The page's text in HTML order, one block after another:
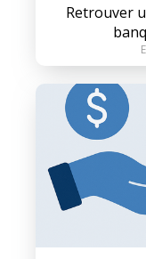
Retrouver